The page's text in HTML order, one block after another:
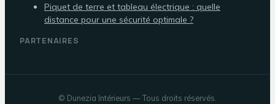
Piquet de terre et tableau électrique : quelle
distance pour une sécurité optimale ?
PARTENAIRES
© Dunezia Intérieurs — Tous droits réservés.